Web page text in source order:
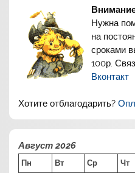
Нужна
на
сроками
100р.
Вконтакт
Хотите отблагодарить?
Август 2026
Пн Вт Ср Чт